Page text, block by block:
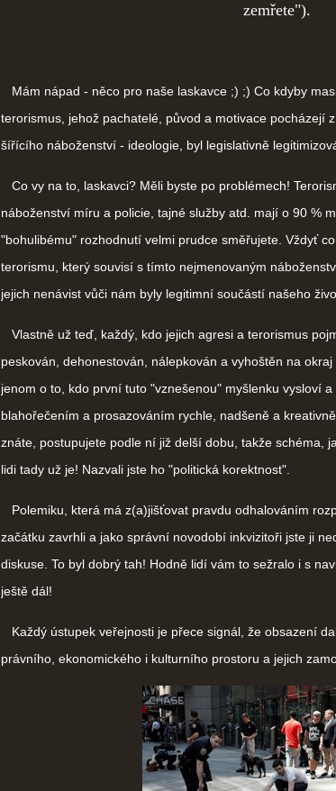
zemřete").
Mám nápad - něco pro naše laskavce ;) ;) Co kdyby
terorismus, jehož pachatelé, původ a motivace pocházejí
šířícího náboženství - ideologie, byl legislativně
Co vy na to, laskavci? Měli byste po problémech!
náboženství míru a policie, tajné služby atd. mají o 90 %
"bohulibému" rozhodnutí velmi prudce směřujete. Vždyť
terorismu, který souvisí s tímto nejmenovaným
jejich nenávist vůči nám byly legitimní součástí našeho
Vlastně už teď, každý, kdo jejich agresi a terorismus
peskován, dehonestován, nálepkován a vyhoštěn na
jenom o to, kdo první tuto "vznešenou" myšlenku vysloví
blahořečením a prosazováním rychle, nadšeně a
znáte, postupujete podle ní již delší dobu, takže schéma,
lidi tady už je! Nazvali jste ho "politická korektnost".
Polemiku, která má z(a)jišťovat pravdu odhalováním
začátku zavrhli a jako správní novodobí inkvizitoři jste ji
diskuse. To byl dobrý tah! Hodně lidí vám to sežralo i s
ještě dál!
Každý ústupek veřejnosti je přece signál, že obsazení
právního, ekonomického i kulturního prostoru a jejich